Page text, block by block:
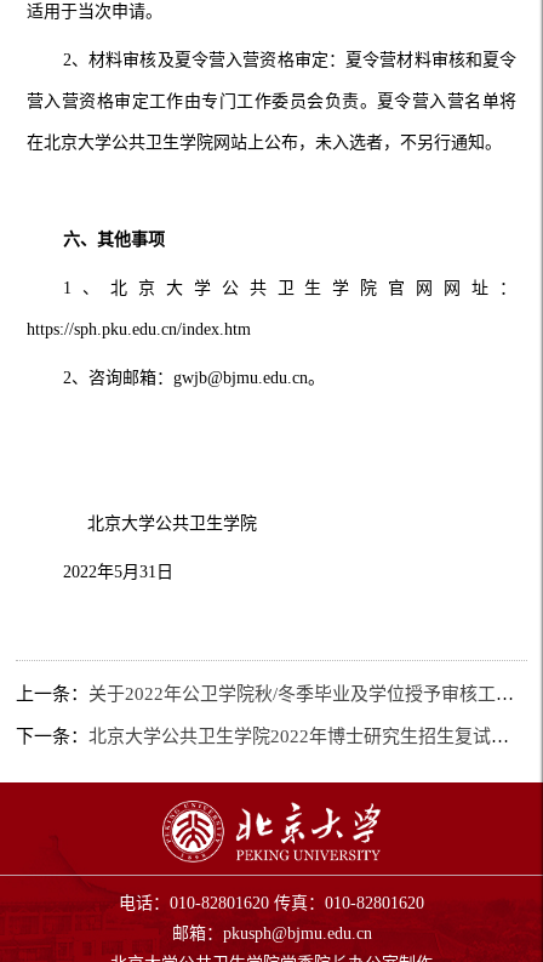
适用于当次申请。
2、材料审核及夏令营入营资格审定：夏令营材料审核和夏令
营入营资格审定工作由专门工作委员会负责。夏令营入营名单将
在北京大学公共卫生学院网站上公布，未入选者，不另行通知。
六、 其他事项
1、北京大学公共卫生学院官网网址：
https://sph.pku.edu.cn/index.htm
2、咨询邮箱：gwjb@bjmu.edu.cn。
北京大学公共卫生学院
2022年5月31日
上一条： 关于2022年公卫学院秋/冬季毕业及学位授予审核工作的通知
下一条：北京大学公共卫生学院2022年博士研究生招生复试校内调剂通知
电话：010-82801620 传真：010-82801620
邮箱： pkusph@bjmu.edu.cn